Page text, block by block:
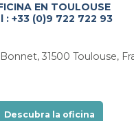
EN TOULOUSE
: +33 (0)9 722 722 93
31500 Toulouse,
Descubra la oficina